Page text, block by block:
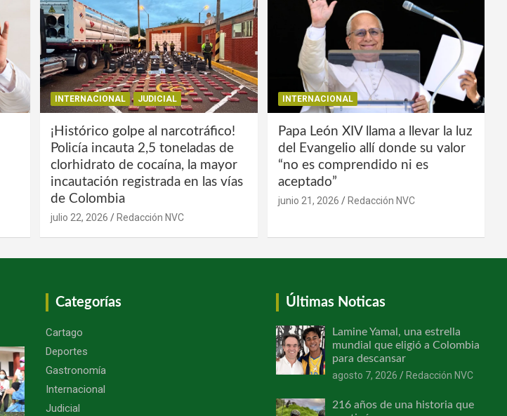
INTERNACIONAL JUDICIAL
¡Histórico golpe al narcotráfico!
Policía incauta 2,5 toneladas de
clorhidrato de cocaína, la mayor
incautación registrada en las vías
de Colombia
julio 22, 2026 Redacción NVC
INTERNACIONAL
Papa León XIV llama a llevar la luz
del Evangelio allí donde su valor
“no es comprendido ni es
aceptado”
junio 21, 2026 Redacción NVC
Categorías
Cartago
Deportes
Gastronomía
Internacional
Judicial
Últimas Noticas
Lamine Yamal, una estrella
mundial que eligió a Colombia
para descansar
agosto 7, 2026
Redacción NVC
216 años de una historia que